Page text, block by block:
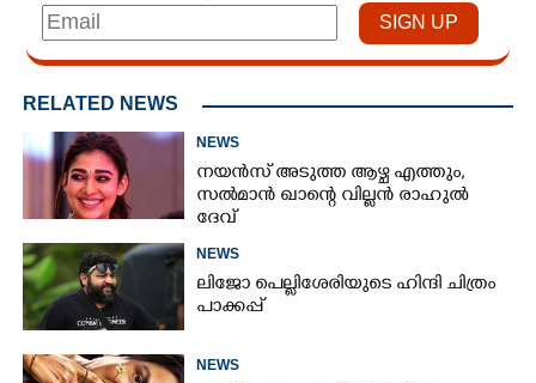
RELATED NEWS
NEWS
നയൻസ് അടുത്ത ആഴ്ച എത്തും,
സൽമാൻ ഖാന്റെ വില്ലൻ രാഹുൽ
ദേവ്
NEWS
ലിജോ പെല്ലിശേരിയുടെ ഹിന്ദി ചിത്രം
പാക്കപ്പ്
NEWS